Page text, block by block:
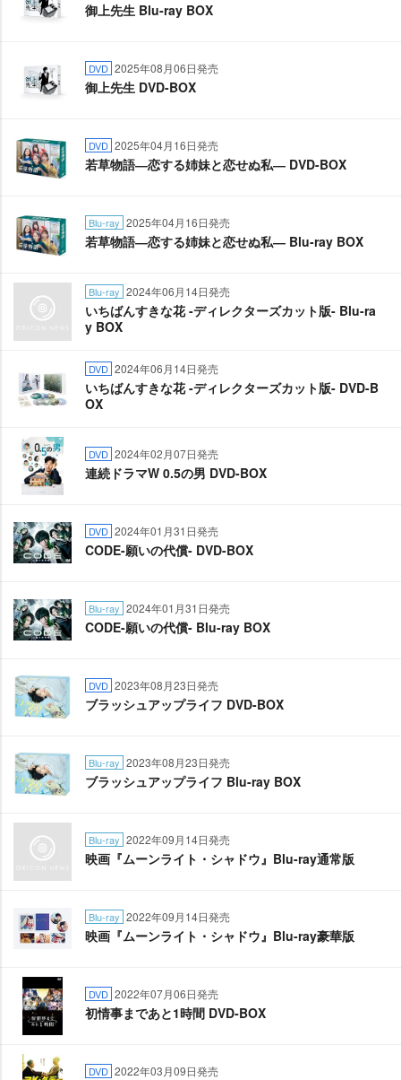
御上先生 Blu-ray BOX
DVD 2025年08月06日発売
御上先生 DVD-BOX
DVD 2025年04月16日発売
若草物語―恋する姉妹と恋せぬ私― DVD-BOX
Blu-ray 2025年04月16日発売
若草物語―恋する姉妹と恋せぬ私― Blu-ray BOX
Blu-ray 2024年06月14日発売
いちばんすきな花 -ディレクターズカット版- Blu-ra
y BOX
DVD 2024年06月14日発売
いちばんすきな花 -ディレクターズカット版- DVD-B
OX
DVD 2024年02月07日発売
連続ドラマW 0.5の男 DVD-BOX
DVD 2024年01月31日発売
CODE-願いの代償- DVD-BOX
Blu-ray 2024年01月31日発売
CODE-願いの代償- Blu-ray BOX
DVD 2023年08月23日発売
ブラッシュアップライフ DVD-BOX
Blu-ray 2023年08月23日発売
ブラッシュアップライフ Blu-ray BOX
Blu-ray 2022年09月14日発売
映画『ムーンライト・シャドウ』Blu-ray通常版
Blu-ray 2022年09月14日発売
映画『ムーンライト・シャドウ』Blu-ray豪華版
DVD 2022年07月06日発売
初情事まであと1時間 DVD‐BOX
DVD 2022年03月09日発売